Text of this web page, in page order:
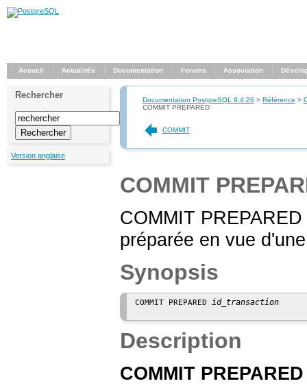
Accueil Actualités Documentation Forums Association
Rechercher
Version anglaise
Documentation PostgreSQL 9.4.26 > Référence >
COMMIT PREPARED
COMMIT
COMMIT
COMMIT
préparée en vue
Synopsis
COMMIT PREPARED id_transaction
Description
COMMIT PREPARED